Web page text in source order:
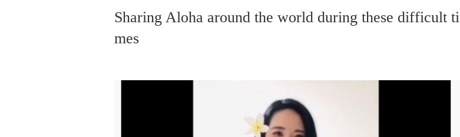
Sharing Aloha around the world during these difficult ti
mes